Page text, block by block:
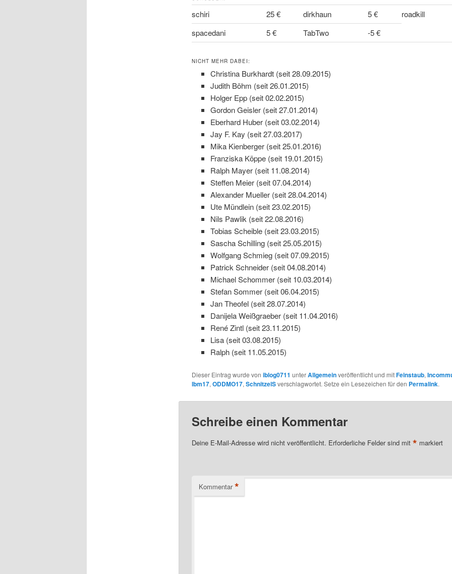
schiri 25 € dirkhaun 5 €
roadkill
spacedani
5 € TabTwo -5 €
NICHT MEHR DABEI:
Christina Burkhardt (seit 28.09.2015)
Judith Böhm (seit 26.01.2015)
Holger Epp (seit 02.02.2015)
Gordon Geisler (seit 27.01.2014)
Eberhard Huber (seit 03.02.2014)
Jay F. Kay (seit 27.03.2017)
Mika Kienberger (seit 25.01.2016)
Franziska Köppe (seit 19.01.2015)
Ralph Mayer (seit 11.08.2014)
Steffen Meier (seit 07.04.2014)
Alexander Mueller (seit 28.04.2014)
Ute Mündlein (seit 23.02.2015)
Nils Pawlik (seit 22.08.2016)
Tobias Scheible (seit 23.03.2015)
Sascha Schilling (seit 25.05.2015)
Wolfgang Schmieg (seit 07.09.2015)
Patrick Schneider (seit 04.08.2014)
Michael Schommer (seit 10.03.2014)
Stefan Sommer (seit 06.04.2015)
Jan Theofel (seit 28.07.2014)
Danijela Weißgraeber (seit 11.04.2016)
René Zintl (seit 23.11.2015)
Lisa (seit 03.08.2015)
Ralph (seit 11.05.2015)
Dieser Eintrag wurde von iblog0711 unterAllgemeinveröffentlicht und mitFeinstaub,
lbm17,ODDMO17,SchnitzelSverschlagwortet. Setze ein Lesezeichen für den Permalink.
Schreibe einen Kommentar
Deine E-Mail-Adresse wird nicht veröffentlicht. Erforderliche Felder sind mit * markiert
Kommentar *